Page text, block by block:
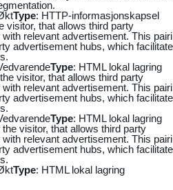
Type: HTTP-informasjonskapsel
visitor, that allows third party
relevant advertisement. This
advertisement hubs, which
Type: HTML lokal lagring
visitor, that allows third party
relevant advertisement. This
advertisement hubs, which
Type: HTML lokal lagring
visitor, that allows third party
relevant advertisement. This
advertisement hubs, which
Type: HTML lokal lagring